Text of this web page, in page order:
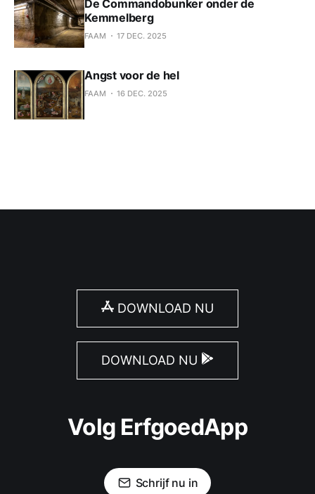
De Commandobunker onder de
Kemmelberg
FAAM 17 DEC. 2025
Angst voor de hel
FAAM 16 DEC. 2025
DOWNLOAD NU
DOWNLOAD NU
Volg ErfgoedApp
Schrijf nu in